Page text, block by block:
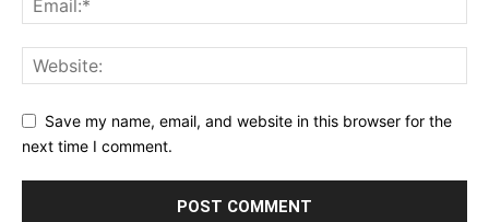
Save my name, email, and website in this browser for the
next time I comment.